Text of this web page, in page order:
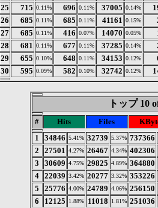
25
715 0.11% 696 0.11% 37005 0.14%
26
685 0.11% 685 0.11% 41161 0.15%
27
685 0.11% 416 0.07% 14070 0.05%
28
681 0.11% 677 0.11% 37285 0.14%
29
655 0.10% 648 0.11% 34153 0.12%
30
595 0.09% 582 0.10% 32742 0.12%
トップ 10
# Hits Files
1
34846 5.41% 32739 5.37% 737366
2 27501 4.27% 26467 4.34% 402306
3 30609 4.75% 29825 4.89% 364880
4 22039 3.42% 20277 3.32% 353226
5 25776 4.00% 24789 4.06% 256150
6 12125 1.88% 11018 1.81% 251036